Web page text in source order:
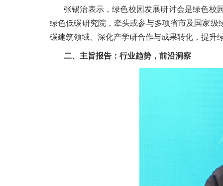
张锡治表示，绿色校园发展研讨会是绿色校
绿色低碳研究院，牵头或参与多项省市及国家
碳建筑领域、深化产学研合作与成果转化，提升
二、主旨报告：行业趋势，前沿洞察